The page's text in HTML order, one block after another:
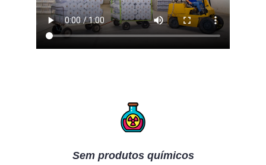
Sem produtos químicos